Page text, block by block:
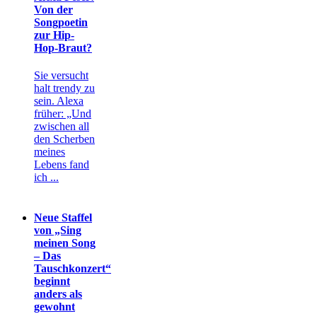
Von der
Songpoetin
zur Hip-
Hop-Braut?
Sie versucht
halt trendy zu
sein. Alexa
früher: „Und
zwischen all
den Scherben
meines
Lebens fand
ich ...
Neue Staffel
von „Sing
meinen Song
– Das
Tauschkonzert“
beginnt
anders als
gewohnt